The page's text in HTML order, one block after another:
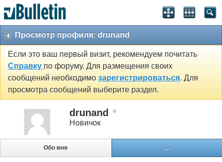
Просмотр профиля: drunand
Если это ваш первый визит, рекомендуем почитать
Справку по форуму. Для размещения своих
сообщений необходимо зарегистрироваться. Для
просмотра сообщений выберите раздел.
drunand
Новичок
Обо мне ...